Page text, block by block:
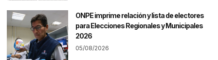
ONPE imprime relación y lista de electores
para Elecciones Regionales y Municipales
2026
05/08/2026